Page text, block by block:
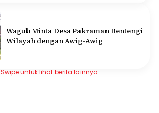
Wagub Minta Desa Pakraman Bentengi
Wilayah dengan Awig-Awig
Swipe untuk lihat berita lainnya